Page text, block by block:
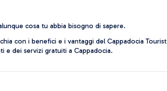
cosa tu abbia bisogno di sapere.
con i benefici e i vantaggi del Cappadocia Tourist
e dei servizi gratuiti a Cappadocia.